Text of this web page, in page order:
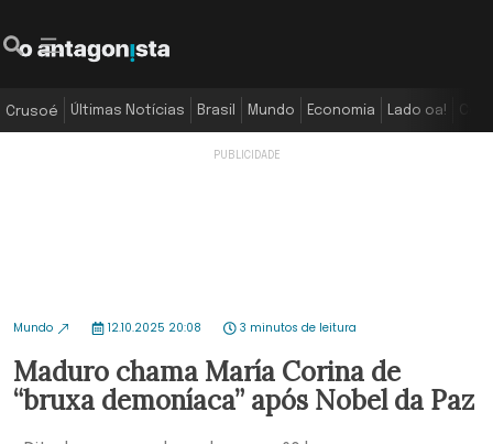
Crusoé Últimas Notícias Brasil Mundo Economia Lado oa!
Mundo 12.10.2025 20:08 3 minutos de leitura
Maduro chama María Corina de
“bruxa demoníaca” após Nobel da Paz